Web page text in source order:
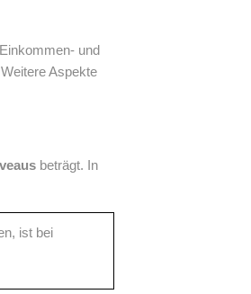
und
Aspekte
beträgt. In
ist bei